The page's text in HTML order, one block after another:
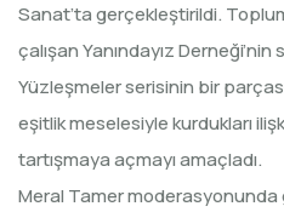
Sanat’ta gerçekleştirildi.
çalışan Yanındayız
Yüzleşmeler serisinin bir
eşitlik meselesiyle kurdukları
tartışmaya açmayı amaçladı.
Meral Tamer